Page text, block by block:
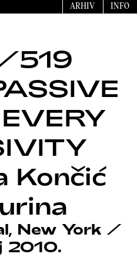
ARHIV INFO
519
Končić
New York /
2010.